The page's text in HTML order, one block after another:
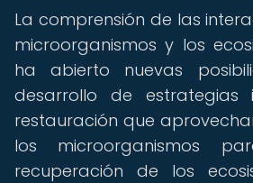
La comprensión de las
microorganismos y los
ha abierto nuevas
desarrollo de estrategias
restauración que
los microorganismos
recuperación de los